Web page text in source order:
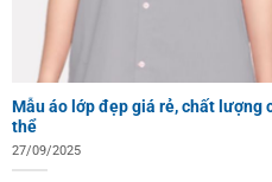
Mẫu áo lớp đẹp giá rẻ, chất lượng
thể
27/09/2025